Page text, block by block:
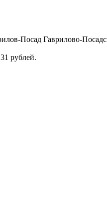
Посад Гаврилово-
рублей.